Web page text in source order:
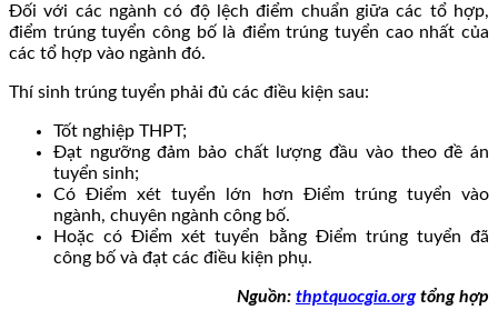
Đối với các ngành có độ lệch điểm chuẩn giữa các tổ hợp,
điểm trúng tuyển công bố là điểm trúng tuyển cao nhất của
các tổ hợp vào ngành đó.
Thí sinh trúng tuyển phải đủ các điều kiện sau:
Tốt nghiệp THPT;
Đạt ngưỡng đảm bảo chất lượng đầu vào theo đề án
tuyển sinh;
Có Điểm xét tuyển lớn hơn Điểm trúng tuyển vào
ngành, chuyên ngành công bố.
Hoặc có Điểm xét tuyển bằng Điểm trúng tuyển đã
công bố và đạt các điều kiện phụ.
Nguồn: thptquocgia.orgtổng hợp